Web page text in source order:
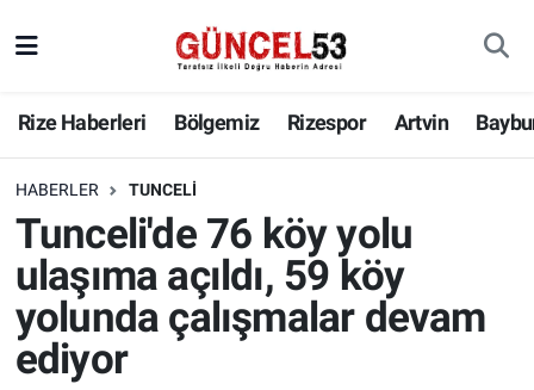
Rize Haberleri Bölgemiz Rizespor Artvin
HABERLER TUNCELI
Tunceli'de 76 köy yolu
ulaşıma açıldı, 59 köy
yolunda çalışmalar devam
ediyor